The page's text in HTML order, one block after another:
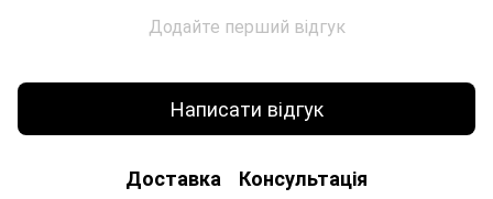
Додайте перший відгук
Написати відгук
Доставка Консультація